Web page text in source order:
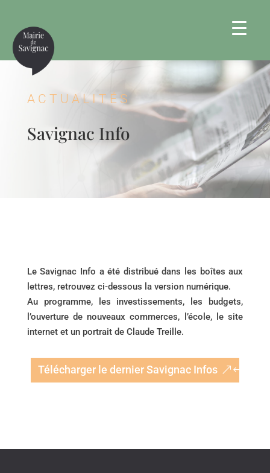
ACTUALITÉS
Savignac Info
Le Savignac Info a été distribué dans les boîtes aux
lettres, retrouvez ci-dessous la version numérique.
Au programme, les investissements, les budgets,
l’ouverture de nouveaux commerces, l’école, le site
internet et un portrait de Claude Treille.
Télécharger le dernier Savignac Infos